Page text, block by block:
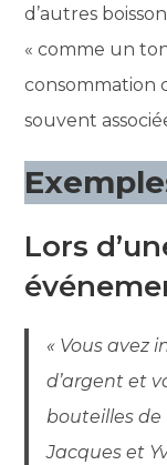
d’autres
« comme un
consommation
souvent
Lors
« Vous avez
d’argent et
bouteilles de
Jacques et